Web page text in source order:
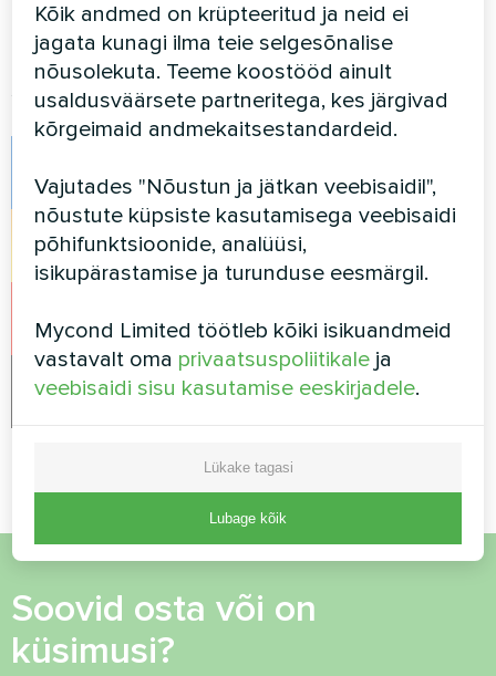
Jälgi meid
Facebook
Instagram
YouTube
LinkedIn
Soovid osta või on
küsimusi?
Kõik andmed on krüpteeritud ja neid ei
jagata kunagi ilma teie selgesõnalise
nõusolekuta. Teeme koostööd ainult
usaldusväärsete partneritega, kes järgivad
kõrgeimaid andmekaitsestandardeid.
Vajutades "Nõustun ja jätkan veebisaidil",
nõustute küpsiste kasutamisega veebisaidi
põhifunktsioonide, analüüsi,
isikupärastamise ja turunduse eesmärgil.
Mycond Limited töötleb kõiki isikuandmeid
vastavalt oma privaatsuspoliitikale ja
veebisaidi sisu kasutamise eeskirjadele.
Lükake tagasi
Lubage kõik